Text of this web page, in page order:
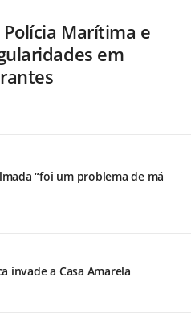
Marítima e
em
“foi um problema de má
invade a Casa Amarela